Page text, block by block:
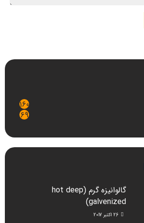
160
69
گالوانیزه گرم (hot deep
galvenized)
26 اکتبر 2017